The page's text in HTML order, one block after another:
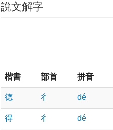
說文解字
楷書 部首 拼音
德 彳 dé
得 彳 dé